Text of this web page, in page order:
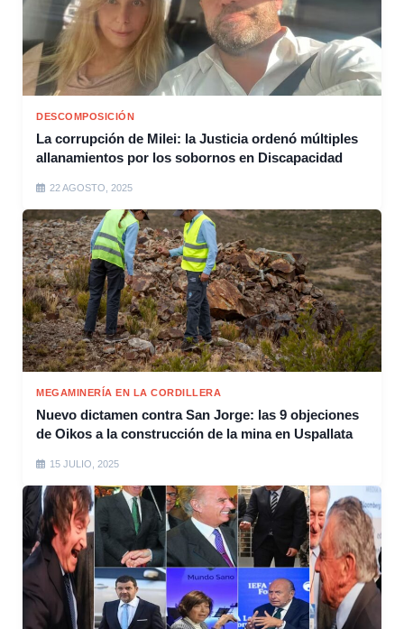
DESCOMPOSICIÓN
La corrupción de Milei: la Justicia ordenó múltiples
allanamientos por los sobornos en Discapacidad
22 AGOSTO, 2025
MEGAMINERÍA EN LA CORDILLERA
Nuevo dictamen contra San Jorge: las 9 objeciones
de Oikos a la construcción de la mina en Uspallata
15 JULIO, 2025